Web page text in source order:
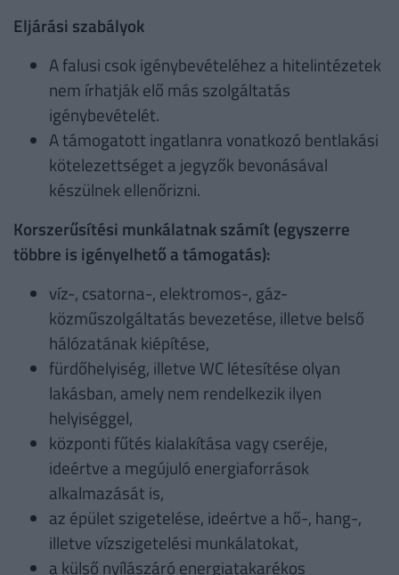
Eljárási szabályok
A falusi csok igénybevételéhez a hitelintézetek
nem írhatják elő más szolgáltatás
igénybevételét.
A támogatott ingatlanra vonatkozó bentlakási
kötelezettséget a jegyzők bevonásával
készülnek ellenőrizni.
Korszerűsítési munkálatnak számít (egyszerre
többre is igényelhető a támogatás):
víz-, csatorna-, elektromos-, gáz-
közműszolgáltatás bevezetése, illetve belső
hálózatának kiépítése,
fürdőhelyiség, illetve WC létesítése olyan
lakásban, amely nem rendelkezik ilyen
helyiséggel,
központi fűtés kialakítása vagy cseréje,
ideértve a megújuló energiaforrások
alkalmazását is,
az épület szigetelése, ideértve a hő-, hang-,
illetve vízszigetelési munkálatokat,
a külső nyílászáró energiatakarékos